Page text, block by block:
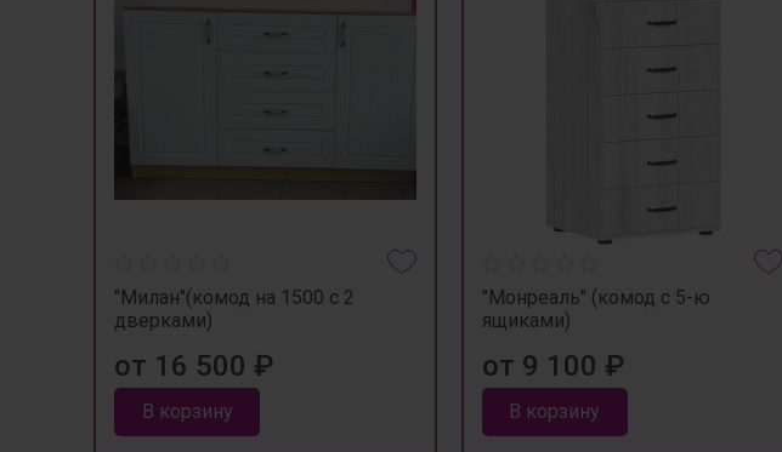
"Милан"(комод на 1500 с 2
дверками)
от 16 500 ₽
В корзину
"Монреаль" (комод с 5-ю
ящиками)
от 9 100 ₽
В корзину